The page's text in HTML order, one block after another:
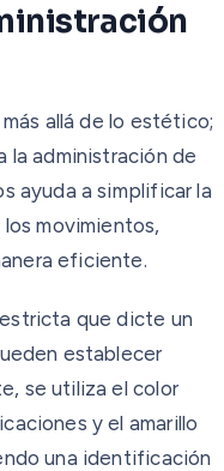
allá de lo estético;
la administración de
ayuda a simplificar la
movimientos,
eficiente.
que dicte un
establecer
se utiliza el color
y el amarillo
una identificación